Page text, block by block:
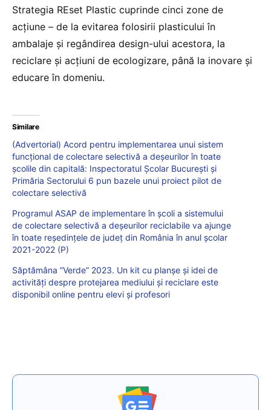
Strategia REset Plastic cuprinde cinci zone de
acțiune – de la evitarea folosirii plasticului în
ambalaje și regândirea design-ului acestora, la
reciclare și acțiuni de ecologizare, până la inovare și
educare în domeniu.
Similare
(Advertorial) Acord pentru implementarea unui sistem
funcțional de colectare selectivă a deșeurilor în toate
școlile din capitală: Inspectoratul Școlar București și
Primăria Sectorului 6 pun bazele unui proiect pilot de
colectare selectivă
Programul ASAP de implementare în școli a sistemului
de colectare selectivă a deșeurilor reciclabile va ajunge
în toate reședințele de județ din România în anul școlar
2021-2022 (P)
Săptămâna ”Verde” 2023. Un kit cu planșe și idei de
activități despre protejarea mediului și reciclare este
disponibil online pentru elevi și profesori